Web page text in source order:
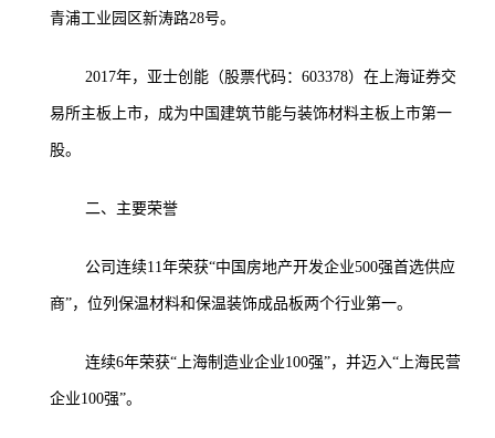
青浦工业园区新涛路28号。
2017年，亚士创能（股票代码：603378）在上海证券交
易所主板上市，成为中国建筑节能与装饰材料主板上市第一
股。
二、主要荣誉
公司连续11年荣获“中国房地产开发企业500强首选供应
商”，位列保温材料和保温装饰成品板两个行业第一。
连续6年荣获“上海制造业企业100强”，并迈入“上海民营
企业100强”。